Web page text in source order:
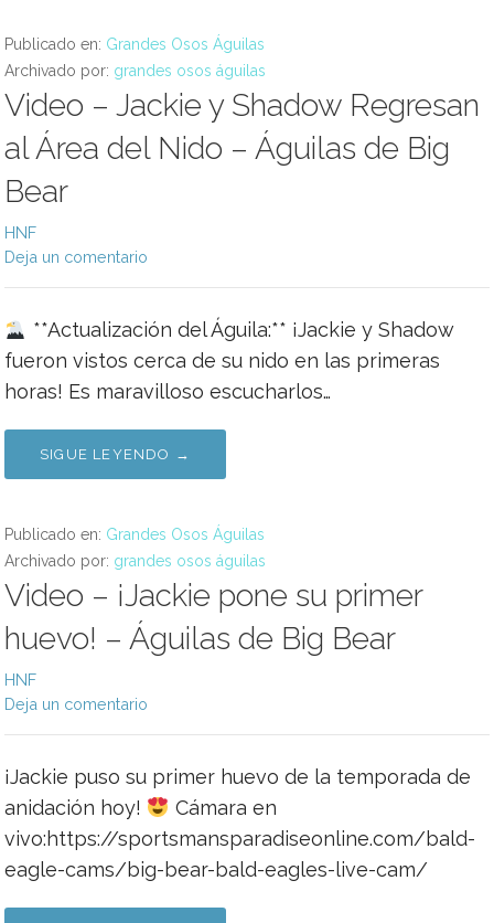
Publicado en: Grandes Osos Águilas
Archivado por: grandes osos águilas
Video – Jackie y Shadow Regresan
al Área del Nido – Águilas de Big
Bear
HNF
Deja un comentario
**Actualización del Águila:** ¡Jackie y Shadow
fueron vistos cerca de su nido en las primeras
horas! Es maravilloso escucharlos…
SIGUE LEYENDO →
Publicado en: Grandes Osos Águilas
Archivado por: grandes osos águilas
Video – ¡Jackie pone su primer
huevo! – Águilas de Big Bear
HNF
Deja un comentario
¡Jackie puso su primer huevo de la temporada de
anidación hoy!
Cámara en
vivo:https://sportsmansparadiseonline.com/bald-
eagle-cams/big-bear-bald-eagles-live-cam/